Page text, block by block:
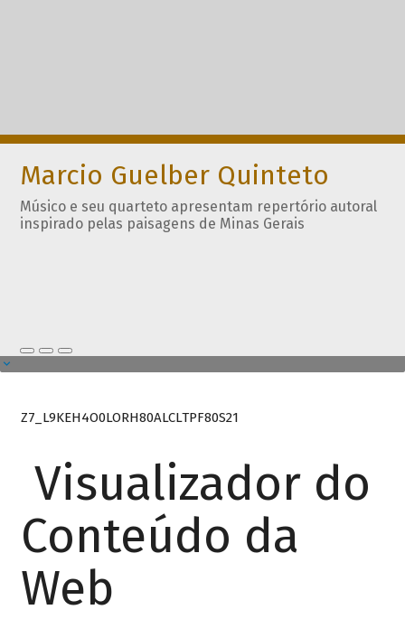
Marcio Guelber Quinteto
Músico e seu quarteto apresentam repertório autoral
inspirado pelas paisagens de Minas Gerais
Z7_L9KEH4O0LORH80ALCLTPF80S21
Visualizador do
Conteúdo da
Web